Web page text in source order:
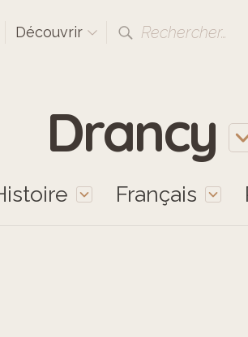
Découvrir Rechercher…
Drancy
Français